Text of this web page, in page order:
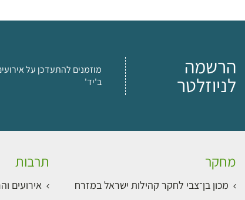
הרשמה
לניוזלטר
מוזמנים להתעדכן על
ב'יד'
מחקר
מכון בן־צבי לחקר קהילות ישראל במזרח
תרבות
אירועים